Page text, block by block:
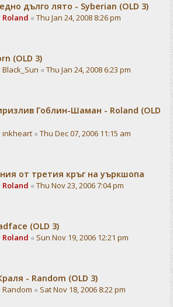
дълго лято - Syberian (OLD 3)
Roland « Thu Jan 24, 2008 8:26 pm
(OLD 3)
Black_Sun « Thu Jan 24, 2008 6:23 pm
Гоблин-Шаман - Roland (OLD
inkheart « Thu Dec 07, 2006 11:15 am
от третия кръг на уъркшопа
Roland « Thu Nov 23, 2006 7:04 pm
(OLD 3)
Roland « Sun Nov 19, 2006 12:21 pm
- Random (OLD 3)
Random « Sat Nov 18, 2006 8:22 pm